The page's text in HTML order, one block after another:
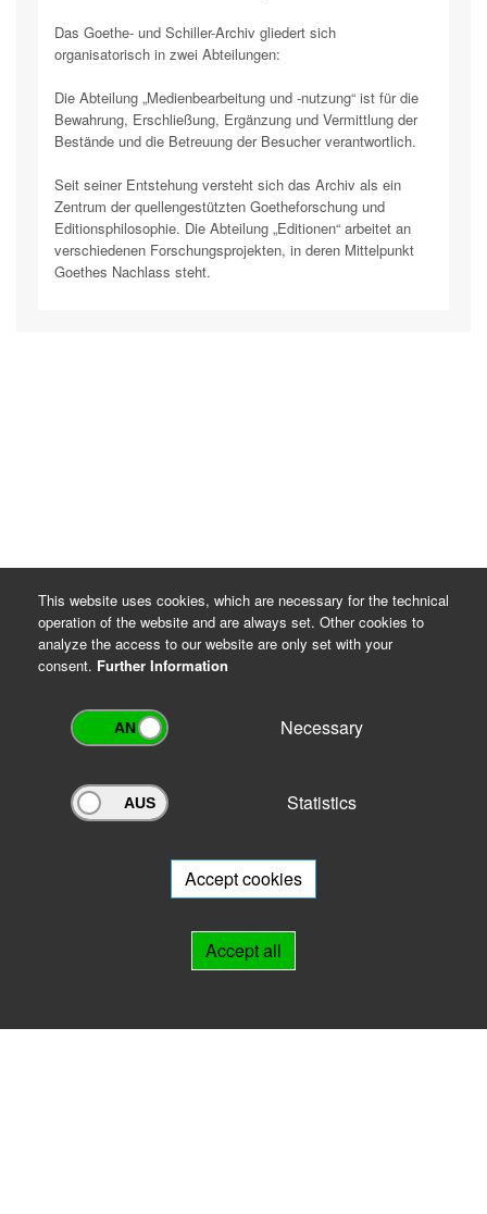
Das Goethe- und Schiller-Archiv gliedert sich
organisatorisch in zwei Abteilungen:
Die Abteilung „Medienbearbeitung und -nutzung“ ist für die
Bewahrung, Erschließung, Ergänzung und Vermittlung der
Bestände und die Betreuung der Besucher verantwortlich.
Seit seiner Entstehung versteht sich das Archiv als ein
Zentrum der quellengestützten Goetheforschung und
Editionsphilosophie. Die Abteilung „Editionen“ arbeitet an
verschiedenen Forschungsprojekten, in deren Mittelpunkt
Goethes Nachlass steht.
Archivportal Thüringen
will be happy to advise you.
This website uses cookies, which are necessary for the technical
operation of the website and are always set. Other cookies to
analyze the access to our website are only set with your
consent. Further Information
Necessary
Statistics
Accept cookies
Accept all